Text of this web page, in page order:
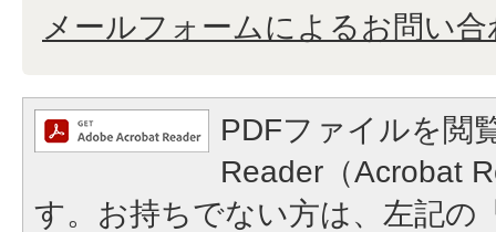
メールフォームによるお問い合
PDFファイルを閲
Reader（Acrobat
す。お持ちでない方は、左記の